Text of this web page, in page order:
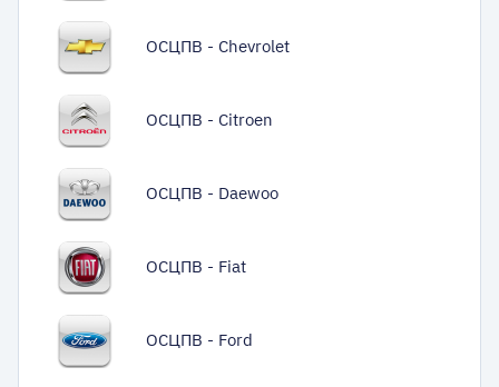
ОСЦПВ - Chevrolet
ОСЦПВ - Citroen
ОСЦПВ - Daewoo
ОСЦПВ - Fiat
ОСЦПВ - Ford